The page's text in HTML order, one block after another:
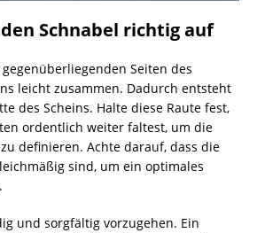
Schnabel richtig auf
Seiten des
leicht zusammen. Dadurch entsteht
des Scheins. Halte diese Raute fest,
ordentlich weiter faltest, um die
definieren. Achte darauf, dass die
sind, um ein optimales
und sorgfältig vorzugehen. Ein